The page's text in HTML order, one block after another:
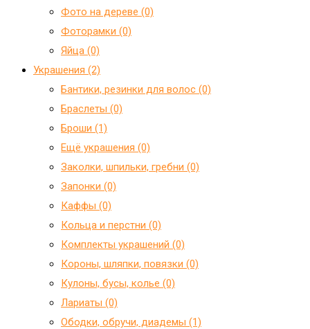
Фото на дереве (0)
Фоторамки (0)
Яйца (0)
Украшения (2)
Бантики, резинки для волос (0)
Браслеты (0)
Броши (1)
Ещё украшения (0)
Заколки, шпильки, гребни (0)
Запонки (0)
Каффы (0)
Кольца и перстни (0)
Комплекты украшений (0)
Короны, шляпки, повязки (0)
Кулоны, бусы, колье (0)
Лариаты (0)
Ободки, обручи, диадемы (1)